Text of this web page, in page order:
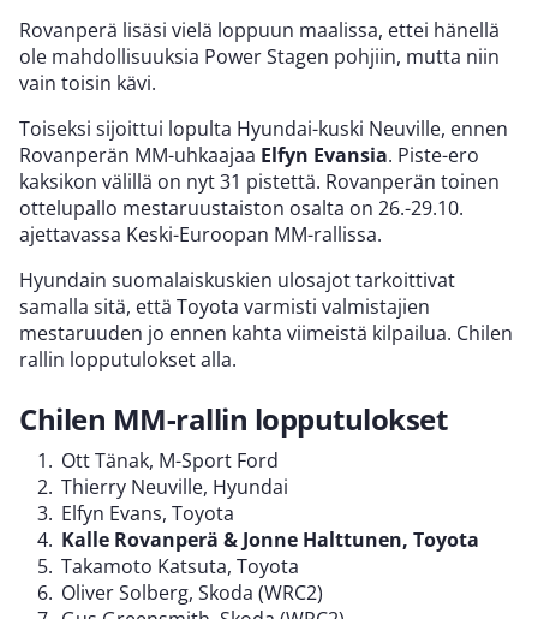
Rovanperä lisäsi vielä loppuun maalissa, ettei hänellä
ole mahdollisuuksia Power Stagen pohjiin, mutta niin
vain toisin kävi.
Toiseksi sijoittui lopulta Hyundai-kuski Neuville, ennen
Rovanperän MM-uhkaajaa Elfyn Evansia. Piste-ero
kaksikon välillä on nyt 31 pistettä. Rovanperän toinen
ottelupallo mestaruustaiston osalta on 26.-29.10.
ajettavassa Keski-Euroopan MM-rallissa.
Hyundain suomalaiskuskien ulosajot tarkoittivat
samalla sitä, että Toyota varmisti valmistajien
mestaruuden jo ennen kahta viimeistä kilpailua. Chilen
rallin lopputulokset alla.
Chilen MM-rallin lopputulokset
Ott Tänak, M-Sport Ford
Thierry Neuville, Hyundai
Elfyn Evans, Toyota
Kalle Rovanperä & Jonne Halttunen, Toyota
Takamoto Katsuta, Toyota
Oliver Solberg, Skoda (WRC2)